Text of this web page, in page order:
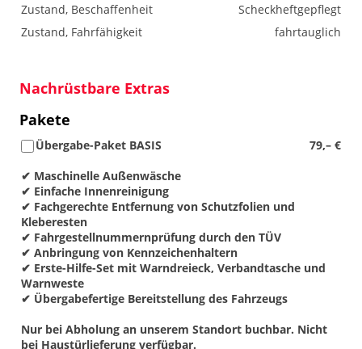
Zustand, Beschaffenheit
Scheckheftgepflegt
Zustand, Fahrfähigkeit
fahrtauglich
Nachrüstbare Extras
Pakete
79,– €
Übergabe-Paket BASIS
✔ Maschinelle Außenwäsche
✔ Einfache Innenreinigung
✔ Fachgerechte Entfernung von Schutzfolien und
Kleberesten
✔ Fahrgestellnummernprüfung durch den TÜV
✔ Anbringung von Kennzeichenhaltern
✔ Erste-Hilfe-Set mit Warndreieck, Verbandtasche und
Warnweste
✔ Übergabefertige Bereitstellung des Fahrzeugs
Nur bei Abholung an unserem Standort buchbar. Nicht
bei Haustürlieferung verfügbar.